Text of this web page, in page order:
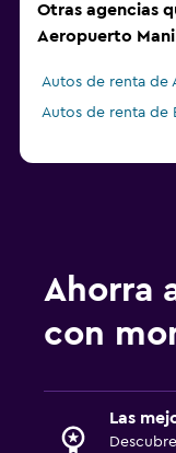
Otras agencias
Aeropuerto
Autos de renta de
Autos de renta de
Ahorra
con
Las